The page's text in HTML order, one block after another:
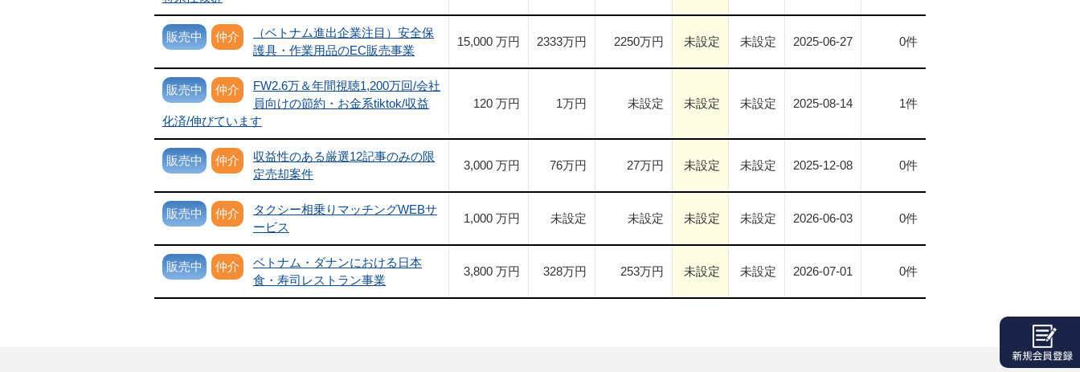
販売中 仲介
（ベトナム進出企業注目）安全保
護具・作業用品のEC販売事業
15,000 万円 2333万円 2250万円 未設定 未設定 2025-06-27 0件
販売中 仲介
FW2.6万＆年間視聴1,200万回/会社
員向けの節約・お金系tiktok/収益
化済/伸びています
120 万円 1万円 未設定 未設定 未設定 2025-08-14 1件
販売中 仲介
収益性のある厳選12記事のみの限
定売却案件
3,000 万円 76万円 27万円 未設定 未設定 2025-12-08 0件
販売中 仲介
タクシー相乗りマッチングWEBサ
ービス
1,000 万円 未設定 未設定 未設定 未設定 2026-06-03 0件
販売中 仲介
ベトナム・ダナンにおける日本
食・寿司レストラン事業
3,800 万円 328万円 253万円 未設定 未設定 2026-07-01 0件